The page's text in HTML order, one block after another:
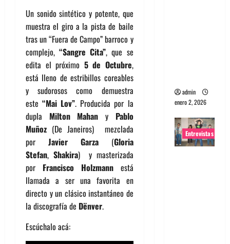
Un sonido sintético y potente, que
muestra el giro a la pista de baile
tras un “Fuera de Campo” barroco y
complejo, “Sangre Cita”, que se
edita el próximo 5 de Octubre,
está lleno de estribillos coreables
y sudorosos como demuestra
este“Mai Lov”. Producida por la
dupla Milton Mahan y Pablo
Muñoz (De Janeiros) mezclada
por Javier Garza(Gloria
Stefan, Shakira) y masterizada
por Francisco Holzmannestá
llamada a ser una favorita en
directo y un clásico instantáneo de
la discografía de Dënver.
Escúchalo acá:
admin
enero 2, 2026
Entrevistas